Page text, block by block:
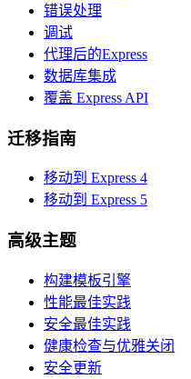
错误处理
调试
代理后的Express
数据库集成
覆盖 Express API
迁移指南
移动到 Express 4
移动到 Express 5
高级主题
构建模板引擎
性能最佳实践
安全最佳实践
健康检查与优雅关闭
安全更新